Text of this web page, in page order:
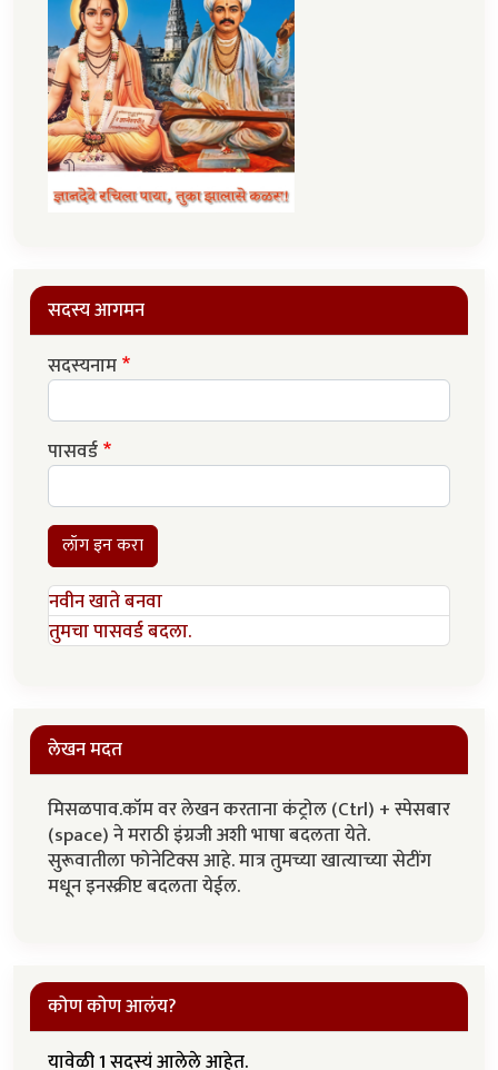
सदस्य आगमन
सदस्यनाम
पासवर्ड
लॉग इन करा
नवीन खाते बनवा
तुमचा पासवर्ड बदला.
लेखन मदत
मिसळपाव.कॉम वर लेखन करताना कंट्रोल (Ctrl) + स्पेसबार
(space) ने मराठी इंग्रजी अशी भाषा बदलता येते.
सुरूवातीला फोनेटिक्स आहे. मात्र तुमच्या खात्याच्या सेटींग
मधून इनस्क्रीप्ट बदलता येईल.
कोण कोण आलंय?
यावेळी 1 सदस्यं आलेले आहेत.